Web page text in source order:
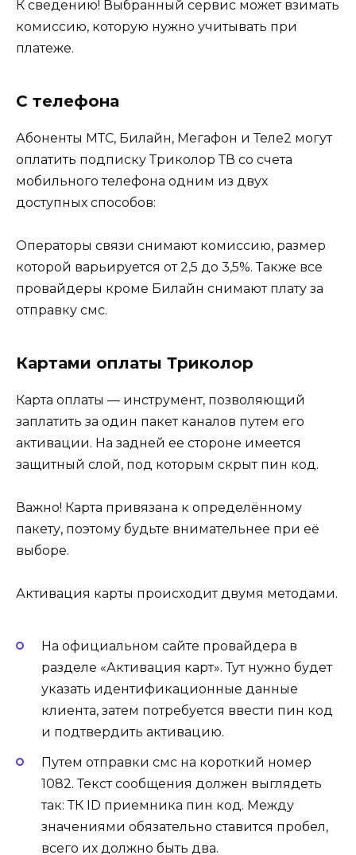
К сведению! Выбранный сервис может взимать
комиссию, которую нужно учитывать при
платеже.
С телефона
Абоненты МТС, Билайн, Мегафон и Теле2 могут
оплатить подписку Триколор ТВ со счета
мобильного телефона одним из двух
доступных способов:
Операторы связи снимают комиссию, размер
которой варьируется от 2,5 до 3,5%. Также все
провайдеры кроме Билайн снимают плату за
отправку смс.
Картами оплаты Триколор
Карта оплаты — инструмент, позволяющий
заплатить за один пакет каналов путем его
активации. На задней ее стороне имеется
защитный слой, под которым скрыт пин код.
Важно! Карта привязана к определённому
пакету, поэтому будьте внимательнее при её
выборе.
Активация карты происходит двумя методами.
На официальном сайте провайдера в
разделе «Активация карт». Тут нужно будет
указать идентификационные данные
клиента, затем потребуется ввести пин код
и подтвердить активацию.
Путем отправки смс на короткий номер
1082. Текст сообщения должен выглядеть
так: ТК ID приемника пин код. Между
значениями обязательно ставится пробел,
всего их должно быть два.